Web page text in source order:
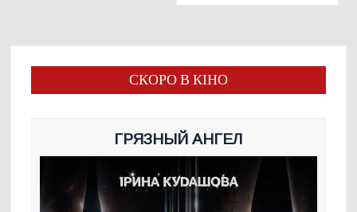
СКОРО В КІНО
ГРЯЗНЫЙ АНГЕЛ